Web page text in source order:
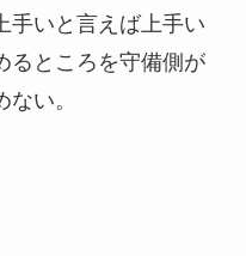
手いと言えば上手い
るところを守備側が
い。